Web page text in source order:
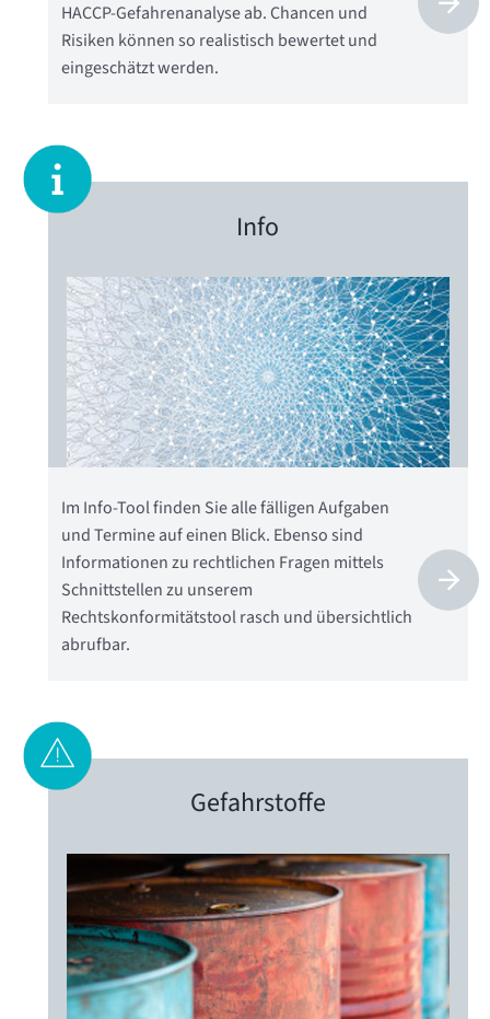
HACCP-Gefahrenanalyse ab. Chancen und
Risiken können so realistisch bewertet und
eingeschätzt werden.
Info
Im Info-Tool finden Sie alle fälligen Aufgaben
und Termine auf einen Blick. Ebenso sind
Informationen zu rechtlichen Fragen mittels
Schnittstellen zu unserem
Rechtskonformitätstool rasch und übersichtlich
abrufbar.
Gefahrstoffe